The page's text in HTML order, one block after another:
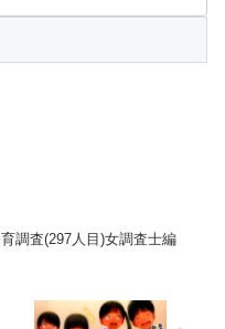
調査(297人目)女調査士編